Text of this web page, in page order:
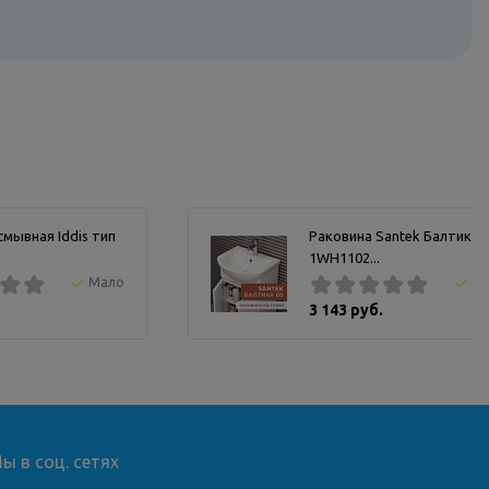
Iddis тип
Мало
Раковина Santek Балтика
1WH1102...
3 143 руб.
в соц. сетях